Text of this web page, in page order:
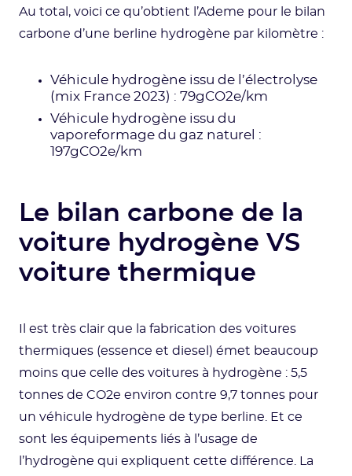
Au total, voici ce qu’obtient l’Ademe pour le bilan
carbone d’une berline hydrogène par kilomètre :
Véhicule hydrogène issu de l’électrolyse
(mix France 2023) : 79gCO2e/km
Véhicule hydrogène issu du
vaporeformage du gaz naturel :
197gCO2e/km
Le bilan carbone de la
voiture hydrogène VS
voiture thermique
Il est très clair que la fabrication des voitures
thermiques (essence et diesel) émet beaucoup
moins que celle des voitures à hydrogène : 5,5
tonnes de CO2e environ contre 9,7 tonnes pour
un véhicule hydrogène de type berline. Et ce
sont les équipements liés à l’usage de
l’hydrogène qui expliquent cette différence. La